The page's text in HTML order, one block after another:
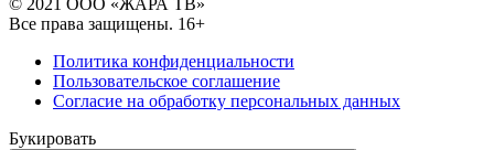
Все права защищены. 16+
Политика конфиденциальности
Пользовательское соглашение
Согласие на обработку персональных данных
Букировать